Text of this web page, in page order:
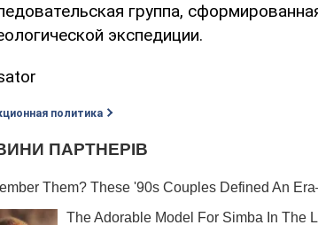
группа,
экспедиции.
политика